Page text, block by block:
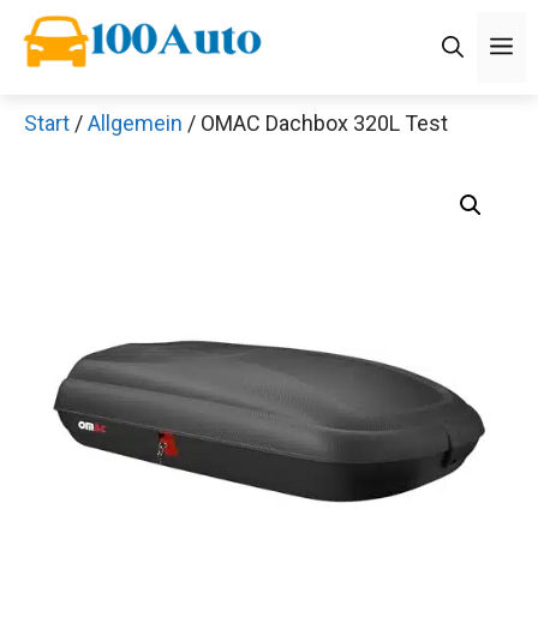
Zum
Inhalt
Start /Allgemein / OMAC Dachbox 320L Test